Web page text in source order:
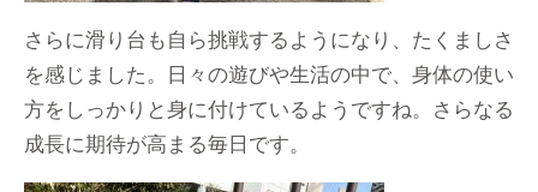
さらに滑り台も自ら挑戦するようになり、たくましさ
を感じました。日々の遊びや生活の中で、身体の使い
方をしっかりと身に付けているようですね。さらなる
成長に期待が高まる毎日です。